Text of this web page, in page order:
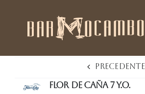
Precedente
Flor de Caña 7 Y.O.